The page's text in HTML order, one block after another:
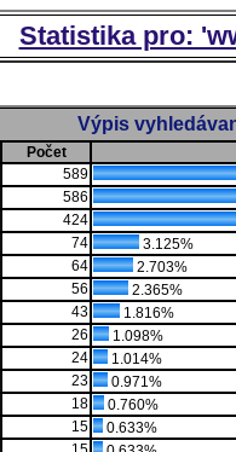
Statistika pro:
Výpis
Počet
589
586
424
74
3.125%
64
2.703%
56
2.365%
43
1.816%
26
1.098%
24
1.014%
23
0.971%
18
0.760%
15
0.633%